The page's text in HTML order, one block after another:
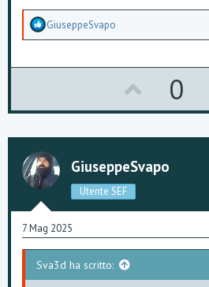
A
a
e
n
t
i
:
GiuseppeSvapo
p
v
o
e
0
GiuseppeSvapo
Utente SEF
7 Mag 2025
Sva3d ha scritto: